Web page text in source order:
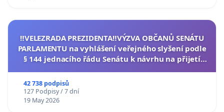
‼️VELEZRADA PREZIDENTA‼️VÝZVA OBČANŮ SENÁTU
PARLAMENTU na vyhlášení veřejného slyšení podle
§ 144 jednacího řádu Senátu k návrhu na přijetí
42 738 podpisů
127 Podpisy / 7 dní
19 May 2026